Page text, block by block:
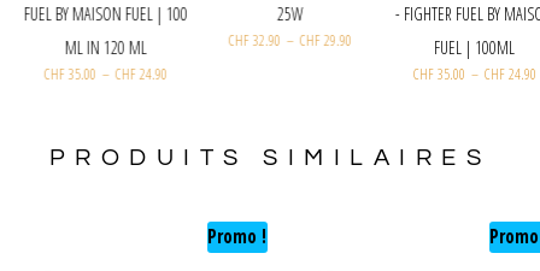
FUEL BY MAISON FUEL | 100
ML IN 120 ML
CHF24.90
–
35.00
PETIT VERGER BY SAVOUREA |
50 ML
FUEL BY MAISON
FUEL | 100ML
CHF24.90
–
34.00
PRODUITS SIMILAIRES
Promo !